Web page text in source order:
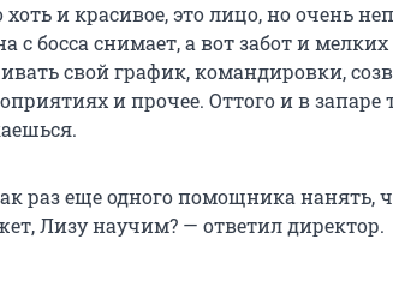
и красивое, это лицо, но очень
с босса снимает, а вот забот и
свой график, командировки,
и прочее. Оттого и в запаре
раз еще одного помощника нанять,
Лизу научим? — ответил директор.